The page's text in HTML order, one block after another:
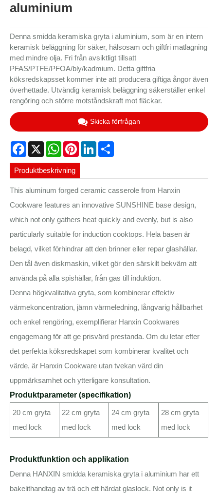
aluminium
Denna smidda keramiska gryta i aluminium, som är en intern
keramisk beläggning för säker, hälsosam och giftfri matlagning
med mindre olja. Fri från avsiktligt tillsatt
PFAS/PTFE/PFOA/bly/kadmium. Detta giftfria
köksredskapsset kommer inte att producera giftiga ångor även
överhettade. Utvändig keramisk beläggning säkerställer enkel
rengöring och större motståndskraft mot fläckar.
Skicka förfrågan
Facebook
X WhatsAppPinterestLinkedIn
Produktbeskrivning
This aluminum forged ceramic casserole from Hanxin
Cookware features an innovative SUNSHINE base design,
which not only gathers heat quickly and evenly, but is also
particularly suitable for induction cooktops. Hela basen är
belagd, vilket förhindrar att den brinner eller repar glashällar.
Den tål även diskmaskin, vilket gör den särskilt bekväm att
använda på alla spishällar, från gas till induktion.
Denna högkvalitativa gryta, som kombinerar effektiv
värmekoncentration, jämn värmeledning, långvarig hållbarhet
och enkel rengöring, exemplifierar Hanxin Cookwares
engagemang för att ge prisvärd prestanda. Om du letar efter
det perfekta köksredskapet som kombinerar kvalitet och
värde, är Hanxin Cookware utan tvekan värd din
uppmärksamhet och ytterligare konsultation.
Produktparameter (specifikation)
20 cm gryta
med lock
22 cm gryta
med lock
24 cm gryta
med lock
28 cm gryta
med lock
Produktfunktion och applikation
Denna HANXIN smidda keramiska gryta i aluminium har ett
bakelithandtag av trä och ett härdat glaslock. Not only is it